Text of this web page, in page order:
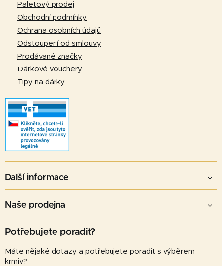
Paletový prodej
Obchodní podmínky
Ochrana osobních údajů
Odstoupení od smlouvy
Prodávané značky
Dárkové vouchery
Tipy na dárky
Další informace
Naše prodejna
Potřebujete poradit?
Máte nějaké dotazy a potřebujete poradit s výběrem
krmiv?